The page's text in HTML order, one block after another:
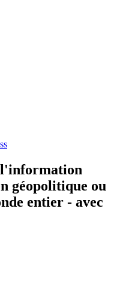
géopolitique ou
entier - avec